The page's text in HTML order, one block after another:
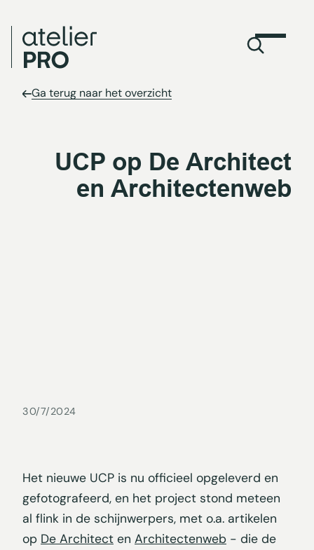
Ga terug naar het overzicht
UCP op De Architect
en Architectenweb
30/7/2024
Het nieuwe UCP is nu officieel opgeleverd en
gefotografeerd, en het project stond meteen
al flink in de schijnwerpers, met o.a. artikelen
op De Architect en Architectenweb - die de